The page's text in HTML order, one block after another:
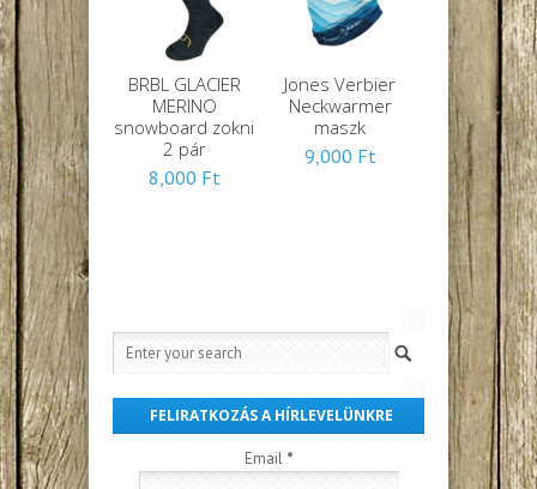
BRBL GLACIER
MERINO
snowboard zokni
2 pár
8,000 Ft
Jones Verbier
Neckwarmer
maszk
9,000 Ft
FELIRATKOZÁS A HÍRLEVELÜNKRE
Email *